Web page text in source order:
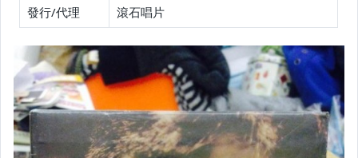
玩具、模型與公仔
男性精品與服飾
偶像、球員卡與郵幣
女裝與服飾配件
手錶與飾品配件
發行/代理
滾石唱片